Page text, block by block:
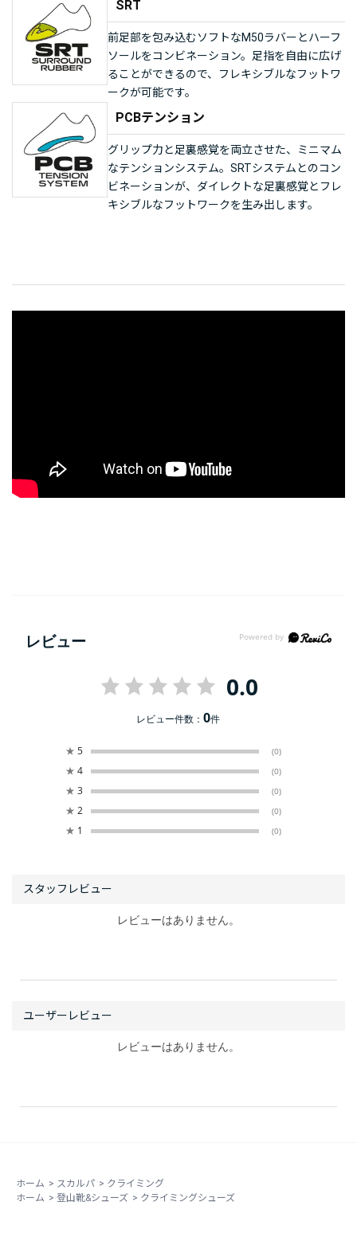
SRT
前足部を包み込むソフトなM50ラバーとハーフ
ソールをコンビネーション。足指を自由に広げ
ることができるので、フレキシブルなフットワ
ークが可能です。
PCBテンション
グリップ力と足裏感覚を両立させた、ミニマム
なテンションシステム。SRTシステムとのコン
ビネーションが、ダイレクトな足裏感覚とフレ
キシブルなフットワークを生み出します。
レビュー
0.0
レビュー件数：0件
★ 5 (0)
★ 4 (0)
★ 3 (0)
★ 2 (0)
★ 1 (0)
レビューはありません。
レビューはありません。
ホーム > スカルパ > クライミング
ホーム > 登山靴&シューズ > クライミングシューズ